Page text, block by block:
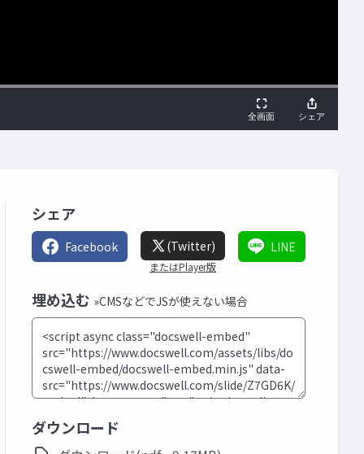
シェア
Facebook (Twitter)
またはPlayer版
LINE
埋め込む »CMSなどでJSが使えない場合
ダウンロード